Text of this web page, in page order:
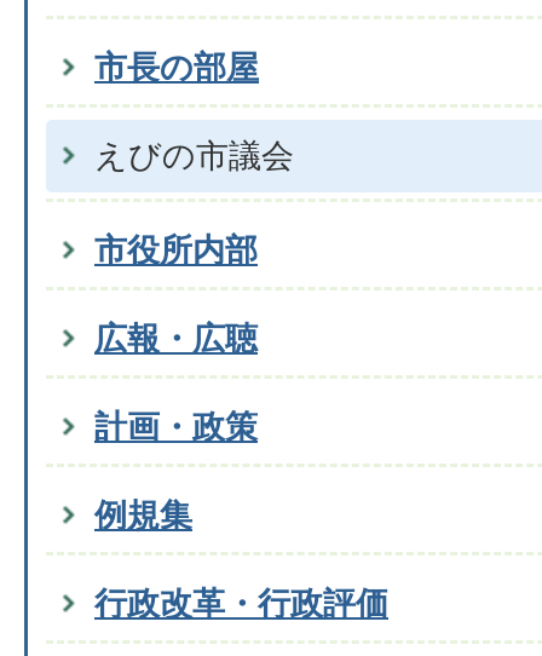
市長の部屋
えびの市議会
市役所内部
広報・広聴
計画・政策
例規集
行政改革・行政評価